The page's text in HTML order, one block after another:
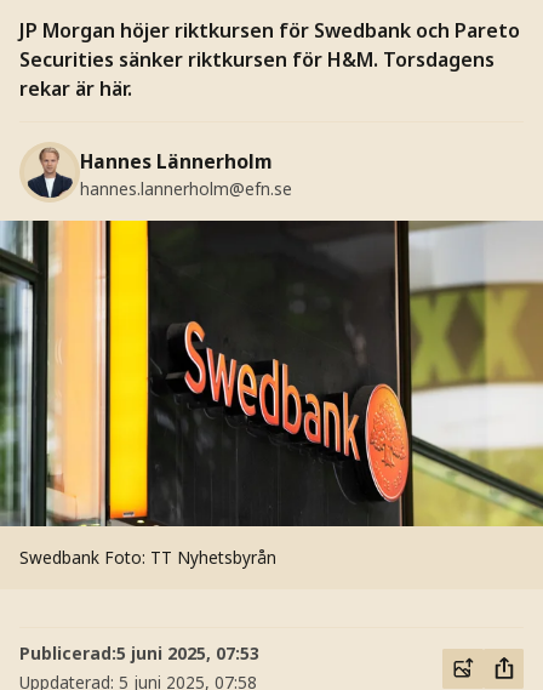
JP Morgan höjer riktkursen för Swedbank och Pareto
Securities sänker riktkursen för H&M. Torsdagens
rekar är här.
Hannes Lännerholm
hannes.lannerholm@efn.se
Swedbank Foto: TT Nyhetsbyrån
Publicerad:5 juni 2025, 07:53
Uppdaterad: 5 juni 2025, 07:58